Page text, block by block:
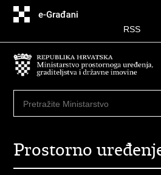
sadržaj
RSS
Prostorno